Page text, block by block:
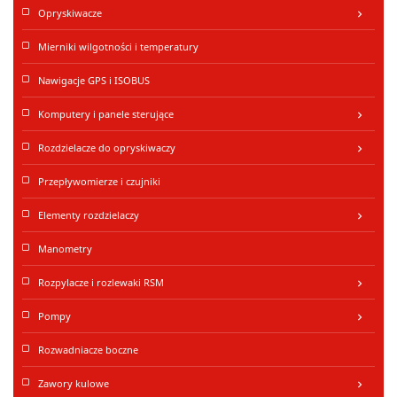
Opryskiwacze keyboard_arrow_right
Mierniki wilgotności i temperatury
Nawigacje GPS i ISOBUS
Komputery i panele sterujące keyboard_arrow_right
Rozdzielacze do opryskiwaczy keyboard_arrow_right
Przepływomierze i czujniki
Elementy rozdzielaczy keyboard_arrow_right
Manometry
Rozpylacze i rozlewaki RSM keyboard_arrow_right
Pompy keyboard_arrow_right
Rozwadniacze boczne
Zawory kulowe keyboard_arrow_right